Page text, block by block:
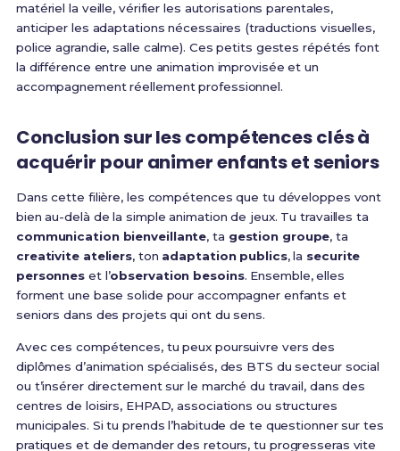
matériel la veille, vérifier les autorisations parentales,
anticiper les adaptations nécessaires (traductions visuelles,
police agrandie, salle calme). Ces petits gestes répétés font
la différence entre une animation improvisée et un
accompagnement réellement professionnel.
Conclusion sur les compétences clés à
acquérir pour animer enfants et seniors
Dans cette filière, les compétences que tu développes vont
bien au-delà de la simple animation de jeux. Tu travailles ta
communication bienveillante, ta gestion groupe, ta
creativite ateliers, ton adaptation publics, la securite
personnes et l’observation besoins. Ensemble, elles
forment une base solide pour accompagner enfants et
seniors dans des projets qui ont du sens.
Avec ces compétences, tu peux poursuivre vers des
diplômes d’animation spécialisés, des BTS du secteur social
ou t’insérer directement sur le marché du travail, dans des
centres de loisirs, EHPAD, associations ou structures
municipales. Si tu prends l’habitude de te questionner sur tes
pratiques et de demander des retours, tu progresseras vite